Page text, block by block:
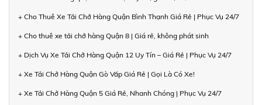
+ Cho Thuê Xe Tải Chở Hàng Quận Bình Thạnh Giá Rẻ | Phục Vụ 24/7
+ Cho thuê xe tải chở hàng Quận 8 | Giá rẻ, không phát sinh
+ Dịch Vụ Xe Tải Chở Hàng Quận 12 Uy Tín – Giá Rẻ | Phục Vụ 24/7
+ Xe Tải Chở Hàng Quận Gò Vấp Giá Rẻ | Gọi Là Có Xe!
+ Xe Tải Chở Hàng Quận 5 Giá Rẻ, Nhanh Chóng | Phục Vụ 24/7